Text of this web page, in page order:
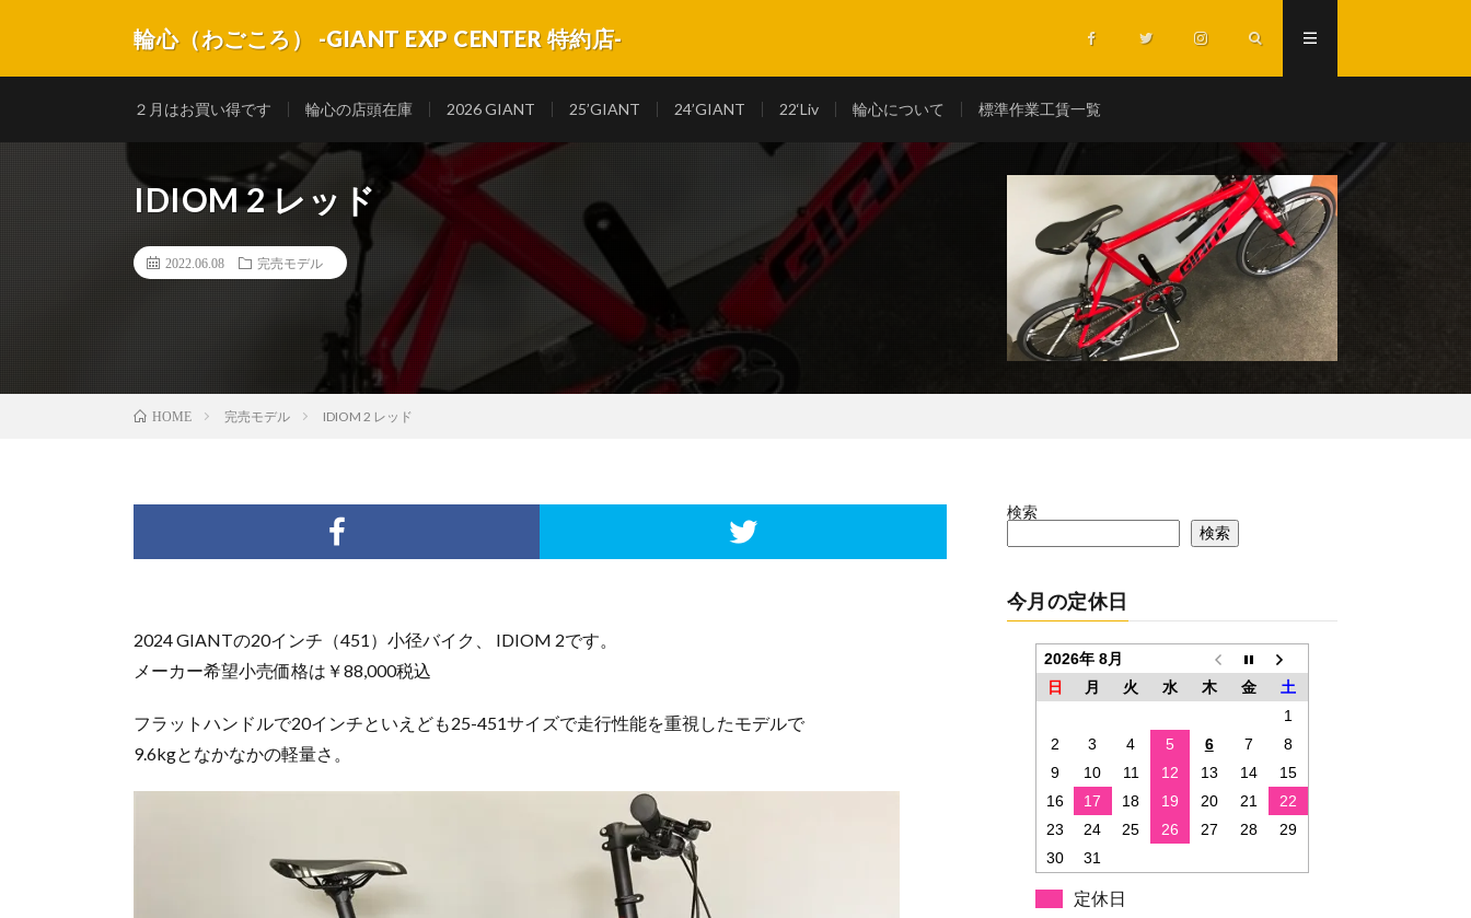
輪心（わごころ） -GIANT EXP CENTER 特約店-
２月はお買い得です 輪心の店頭在庫 2026 GIANT 25’GIANT 24’GIANT 22‘Liv 輪心について 標準作業工賃一覧
IDIOM 2 レッド
2022.06.08 完売モデル
HOME 完売モデル IDIOM 2 レッド
2024 GIANTの20インチ（451）小径バイク、 IDIOM 2です。
メーカー希望小売価格は￥88,000税込
フラットハンドルで20インチといえども25-451サイズで走行性能を重視したモデルで
9.6kgとなかなかの軽量さ。
検索
検索
今月の定休日
2026年 8月
日
月 火 水 木 金
土
1
2
3 4 5 6 7
8
9
10 11 12 13 14
15
16
17 18 19 20 21
22
23
24 25 26 27 28
29
30
31
定休日